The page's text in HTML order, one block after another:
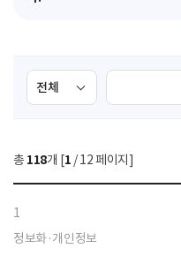
검
색
선
택
색
총 118개 [1 / 12 페이지]
1
정보화·개인정보